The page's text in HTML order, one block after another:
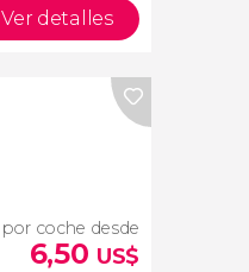
Ver detalles
por coche desde
6,50 US$